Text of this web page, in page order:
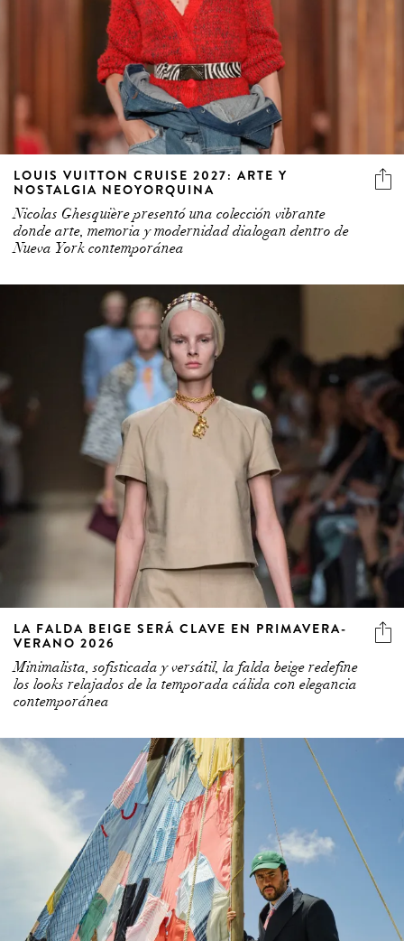
LOUIS VUITTON CRUISE 2027: ARTE Y
NOSTALGIA NEOYORQUINA
Nicolas Ghesquière presentó una colección vibrante
donde arte, memoria y modernidad dialogan dentro de
Nueva York contemporánea
LA FALDA BEIGE SERÁ CLAVE EN PRIMAVERA-
VERANO 2026
Minimalista, sofisticada y versátil, la falda beige redefine
los looks relajados de la temporada cálida con elegancia
contemporánea